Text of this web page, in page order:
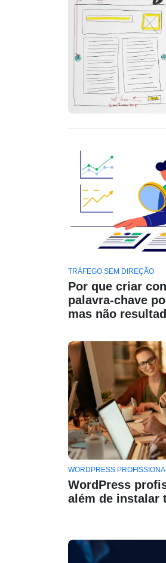
TRÁFEGO SEM DIREÇÃO
Por que criar
palavra-chave
mas não
WORDPRESS
WordPress
além de instalar